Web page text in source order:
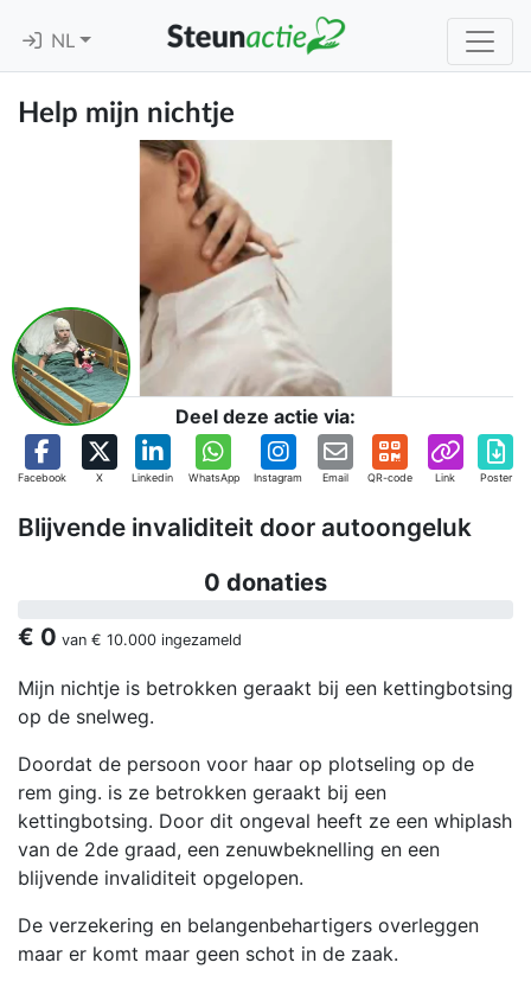
NL
Help mijn nichtje
Deel deze actie via:
Facebook X Linkedin WhatsApp Instagram Email QR-code Link Poster
Blijvende invaliditeit door autoongeluk
0 donaties
€ 0 van € 10.000 ingezameld
Mijn nichtje is betrokken geraakt bij een kettingbotsing
op de snelweg.
Doordat de persoon voor haar op plotseling op de
rem ging. is ze betrokken geraakt bij een
kettingbotsing. Door dit ongeval heeft ze een whiplash
van de 2de graad, een zenuwbeknelling en een
blijvende invaliditeit opgelopen.
De verzekering en belangenbehartigers overleggen
maar er komt maar geen schot in de zaak.